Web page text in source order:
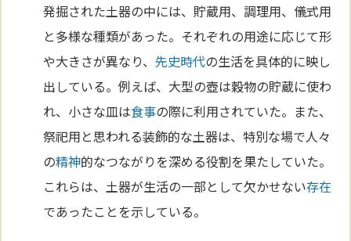
発掘された土器の中には、貯蔵用、調理用、儀式用
と多様な種類があった。それぞれの用途に応じて形
や大きさが異なり、先史時代の生活を具体的に映し
出している。例えば、大型の壺は穀物の貯蔵に使わ
れ、小さな皿は食事の際に利用されていた。また、
祭祀用と思われる装飾的な土器は、特別な場で人々
の精神的なつながりを深める役割を果たしていた。
これらは、土器が生活の一部として欠かせない存在
であったことを示している。